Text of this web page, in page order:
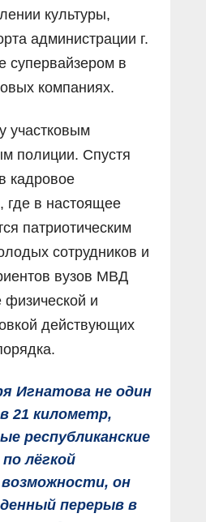
культуры,
администрации г.
супервайзером в
компаниях.
участковым
полиции. Спустя
кадровое
где в настоящее
патриотическим
сотрудников и
вузов МВД
физической и
действующих
Игнатова не один
21 километр,
республиканские
лёгкой
он
перерыв в